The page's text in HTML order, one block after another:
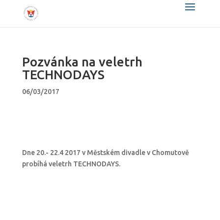
Pozvánka na veletrh
TECHNODAYS
06/03/2017
Dne 20.- 22.4 2017 v Městském divadle v Chomutově
probíhá veletrh TECHNODAYS.